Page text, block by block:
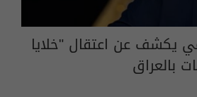
يكشف عن اعتقال "خلايا
بالعراق